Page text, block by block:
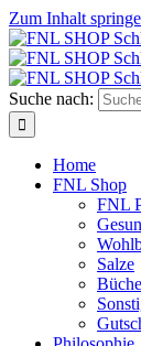
Zum Inhalt
Suche nach:
Home
FNL Shop
FNL
Salze